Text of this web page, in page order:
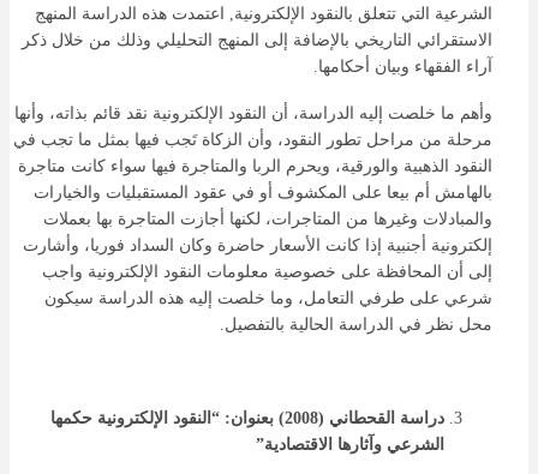
الشرعية التي تتعلق بالنقود الإلكترونية, اعتمدت هذه الدراسة المنهج
الاستقرائي التاريخي بالإضافة إلى المنهج التحليلي وذلك من خلال ذكر
آراء الفقهاء وبيان أحكامها.
وأهم ما خلصت إليه الدراسة، أن النقود الإلكترونية نقد قائم بذاته، وأنها
مرحلة من مراحل تطور النقود، وأن الزكاة تَجب فيها بمثل ما تجب في
النقود الذهبية والورقية، ويحرم الربا والمتاجرة فيها سواء كانت متاجرة
بالهامش أم بيعا على المكشوف أو في عقود المستقبليات والخيارات
والمبادلات وغيرها من المتاجرات، لكنها أجازت المتاجرة بها بعملات
إلكترونية أجنبية إذا كانت الأسعار حاضرة وكان السداد فوريا، وأشارت
إلى أن المحافظة على خصوصية معلومات النقود الإلكترونية واجب
شرعي على طرفي التعامل، وما خلصت إليه هذه الدراسة سيكون
محل نظر في الدراسة الحالية بالتفصيل.
دراسة القحطاني (2008) بعنوان: “النقود الإلكترونية حكمها
الشرعي وآثارها الاقتصادية”